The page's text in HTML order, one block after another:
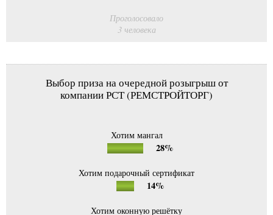
Проголосовало
3 человека
Выбор приза на очередной розыгрыш от
компании РСТ (РЕМСТРОЙТОРГ)
Хотим мангал
28%
Хотим подарочный сертификат
14%
Хотим оконную решётку